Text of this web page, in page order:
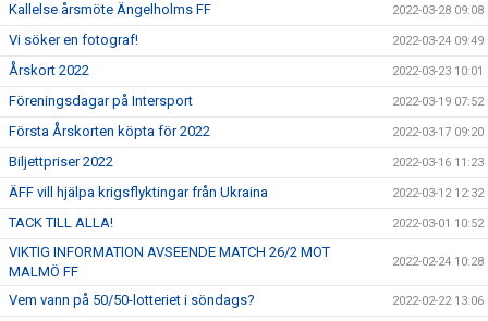
Kallelse årsmöte Ängelholms FF 2022-03-28 09:08
Vi söker en fotograf! 2022-03-24 09:49
Årskort 2022 2022-03-23 10:01
Föreningsdagar på Intersport 2022-03-19 07:52
Första Årskorten köpta för 2022 2022-03-17 09:20
Biljettpriser 2022 2022-03-16 11:23
ÄFF vill hjälpa krigsflyktingar från Ukraina 2022-03-12 12:32
TACK TILL ALLA! 2022-03-01 10:52
VIKTIG INFORMATION AVSEENDE MATCH 26/2 MOT
MALMÖ FF
2022-02-24 10:28
Vem vann på 50/50-lotteriet i söndags? 2022-02-22 13:06